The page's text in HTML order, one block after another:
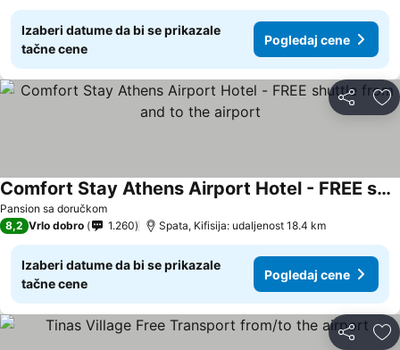
Izaberi datume da bi se prikazale
tačne cene
Pogledaj cene
Deli
Pansion sa doručkom
Comfort Stay Athens Airport Hotel - FREE shuttle from and to the airport
Pogledaj cene
8,2 Vrlo dobro 1.260 Spata, Kifisija: udaljenost 18.4 km
Izaberi datume da bi se prikazale
tačne cene
Pogledaj cene
Deli